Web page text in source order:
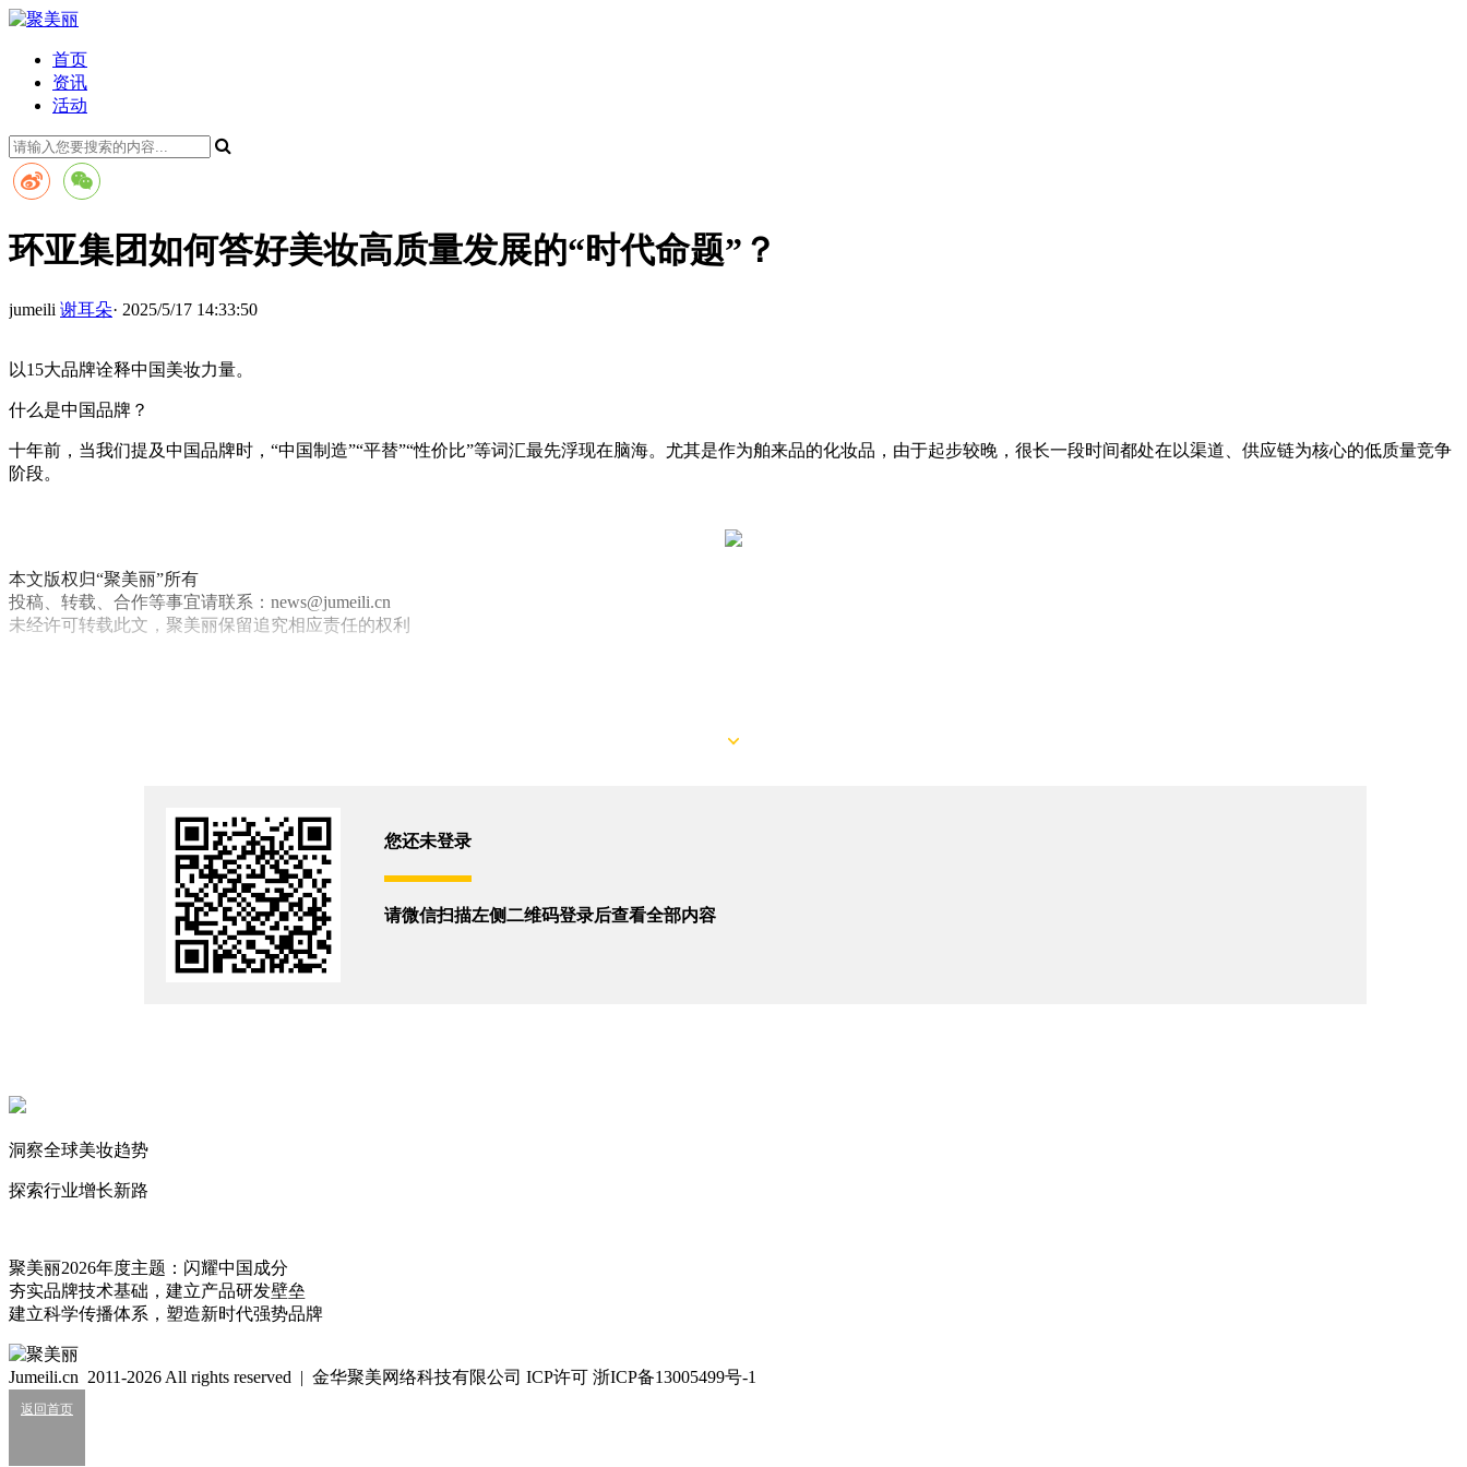
首页
资讯
活动
环亚集团如何答好美妆高质量发展的“时代命题”？
jumeili 谢耳朵· 2025/5/17 14:33:50
以15大品牌诠释中国美妆力量。
什么是中国品牌？
十年前，当我们提及中国品牌时，“中国制造”“平替”“性价比”等词汇最先浮现在脑海。尤其是作为舶来品的化妆品，由于起步较晚，很长一段时间都处在以渠道、供应链为核心的低质量竞争
阶段。
本文版权归“聚美丽”所有
投稿、转载、合作等事宜请联系：news@jumeili.cn
未经许可转载此文，聚美丽保留追究相应责任的权利
打开微信扫码登录
当科研登顶行业心智，环亚集团如何为多品牌蓄力向上？
2023/11/1
恢复审核！环亚IPO迎来新进展
443
细胞级抗衰：功效护肤的下一轮大风口？
2026/07/24
业绩大涨，皮肤科巨头杀入全球美妆十强？
2026/07/24
您还未登录
请微信扫描左侧二维码登录后查看全部内容
洞察全球美妆趋势
探索行业增长新路
聚美丽2026年度主题：闪耀中国成分
夯实品牌技术基础，建立产品研发壁垒
建立科学传播体系，塑造新时代强势品牌
Jumeili.cn 2011-2026 All rights reserved | 金华聚美网络科技有限公司 ICP许可 浙ICP备13005499号-1
返回首页